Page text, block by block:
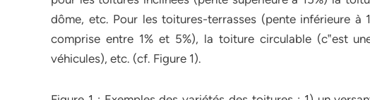
dôme, etc. Pour les toitures-terrasses (pente inférieure à
comprise entre 1% et 5%), la toiture circulable (c‟est
véhicules), etc. (cf. Figure 1).